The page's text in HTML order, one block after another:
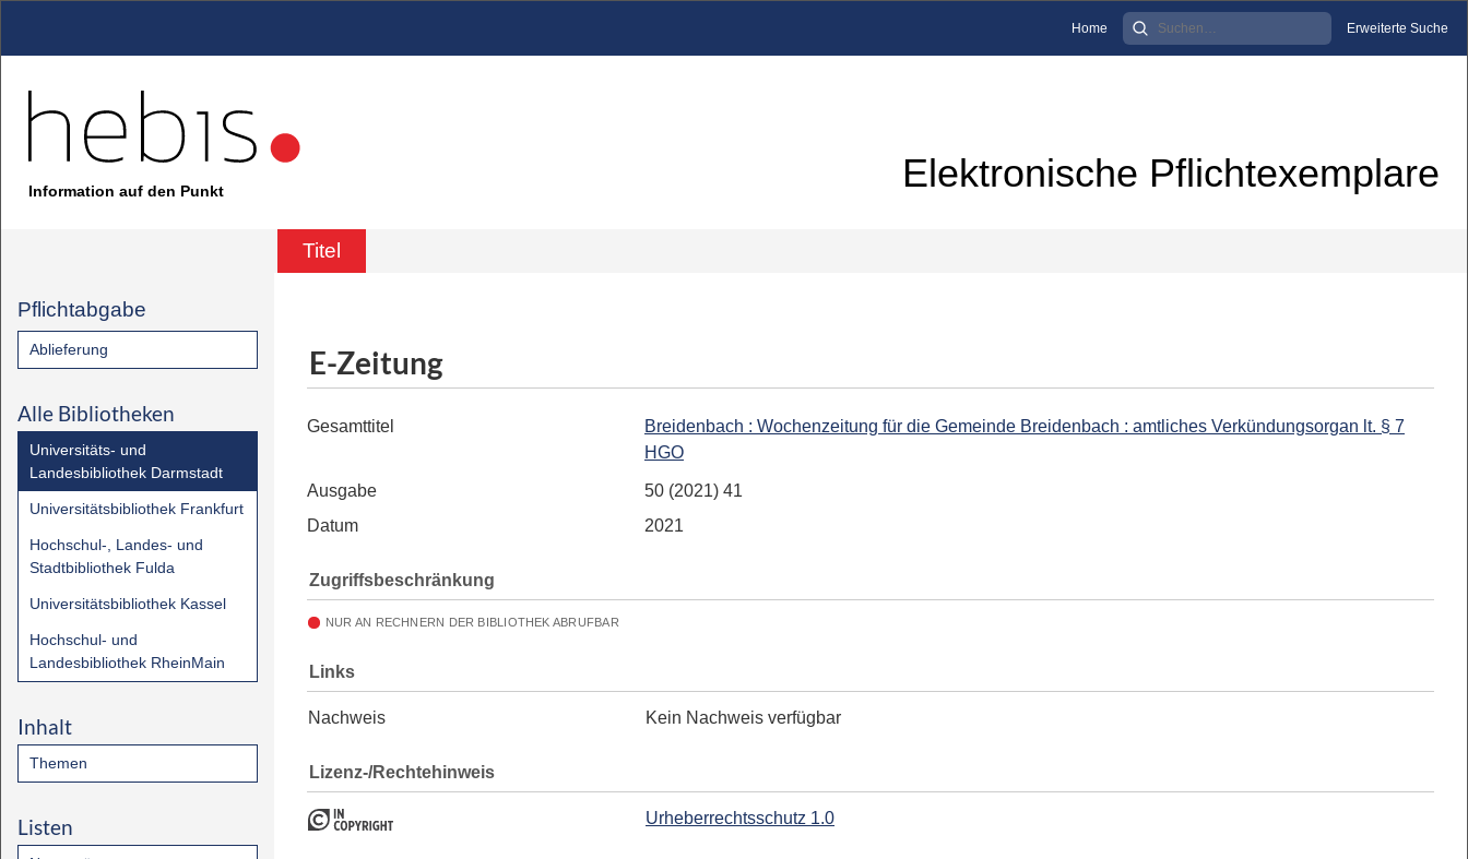
Home Erweiterte Suche
Information auf den Punkt Elektronische Pflichtexemplare
Titel
Pflichtabgabe
Ablieferung
Alle Bibliotheken
Universitäts- und
Landesbibliothek Darmstadt
Universitätsbibliothek Frankfurt
Hochschul-, Landes- und
Stadtbibliothek Fulda
Universitätsbibliothek Kassel
Hochschul- und
Landesbibliothek RheinMain
Inhalt
Themen
Listen
E-Zeitung
Gesamttitel
Breidenbach : Wochenzeitung für die Gemeinde Breidenbach : amtliches Verkündungsorgan lt. § 7
HGO
Ausgabe
50 (2021) 41
Datum
2021
Zugriffsbeschränkung
NUR AN RECHNERN DER BIBLIOTHEK ABRUFBAR
Links
Nachweis Kein Nachweis verfügbar
Lizenz-/Rechtehinweis
Urheberrechtsschutz 1.0